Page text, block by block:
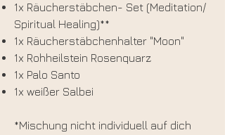
1x Räucherstäbchen- Set (Meditation/
Spiritual Healing)**
1x Räucherstäbchenhalter "Moon"
1x Rohheilstein Rosenquarz
1x Palo Santo
1x weißer Salbei
*Mischung nicht individuell auf dich